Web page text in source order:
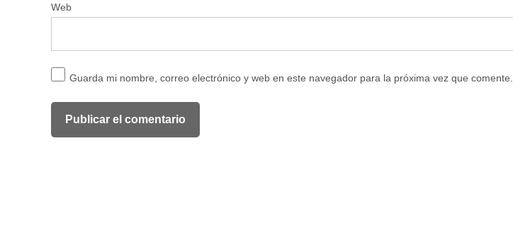
Web
Guarda mi nombre, correo electrónico y web en este navegador para la próxima vez que comente.